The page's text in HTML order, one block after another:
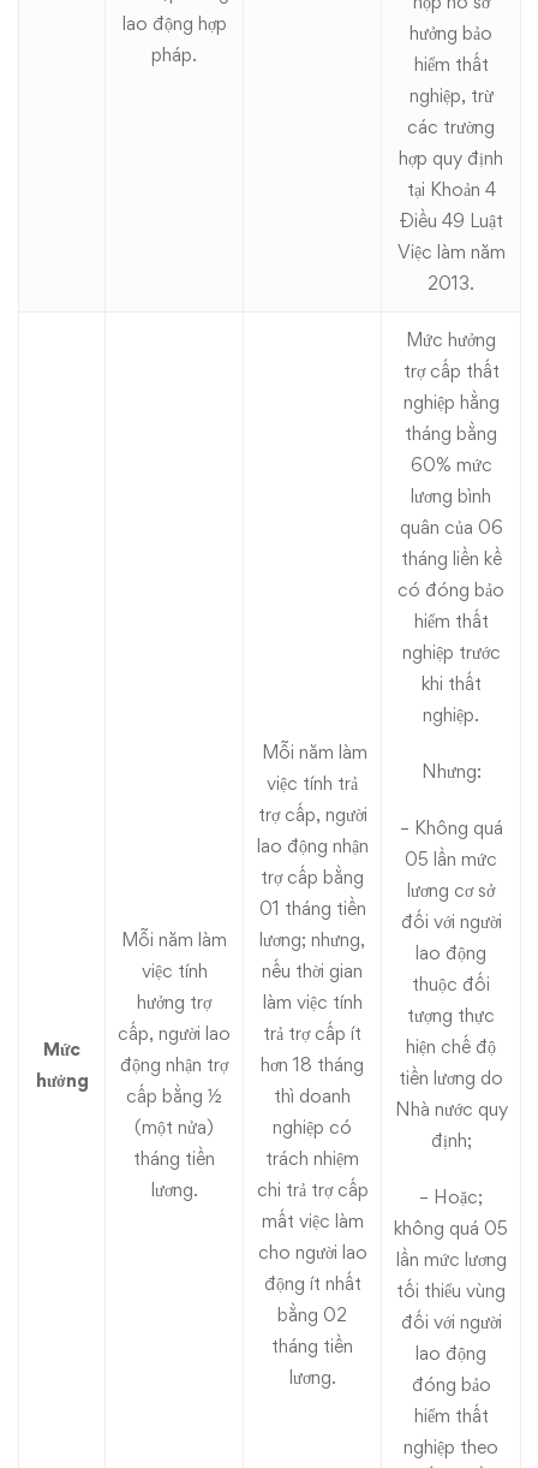
lao động hợp
pháp.
hưởng bảo
hiểm thất
nghiệp, trừ
các trường
hợp quy định
tại Khoản 4
Điều 49 Luật
Việc làm năm
2013.
Mức
hưởng
Mỗi năm làm
việc tính
hưởng trợ
cấp, người lao
động nhận trợ
cấp bằng ½
(một nửa)
tháng tiền
lương.
Mỗi năm làm
việc tính trả
trợ cấp, người
lao động nhận
trợ cấp bằng
01 tháng tiền
lương; nhưng,
nếu thời gian
làm việc tính
trả trợ cấp ít
hơn 18 tháng
thì doanh
nghiệp có
trách nhiệm
chi trả trợ cấp
mất việc làm
cho người lao
động ít nhất
bằng 02
tháng tiền
lương.
Mức hưởng
trợ cấp thất
nghiệp hằng
tháng bằng
60% mức
lương bình
quân của 06
tháng liền kề
có đóng bảo
hiểm thất
nghiệp trước
khi thất
nghiệp.
Nhưng:
– Không quá
05 lần mức
lương cơ sở
đối với người
lao động
thuộc đối
tượng thực
hiện chế độ
tiền lương do
Nhà nước quy
định;
– Hoặc;
không quá 05
lần mức lương
tối thiểu vùng
đối với người
lao động
đóng bảo
hiểm thất
nghiệp theo